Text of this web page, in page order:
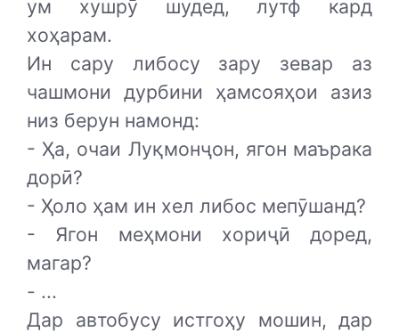
ум хушрӯ шудед, лутф кард
хоҳарам.
Ин сару либосу зару зевар аз
чашмони дурбини ҳамсояҳои азиз
низ берун намонд:
- Ҳа, очаи Луқмонҷон, ягон маърака
дорӣ?
- Ҳоло ҳам ин хел либос мепӯшанд?
- Ягон меҳмони хориҷӣ доред,
магар?
- ...
Дар автобусу истгоҳу мошин, дар